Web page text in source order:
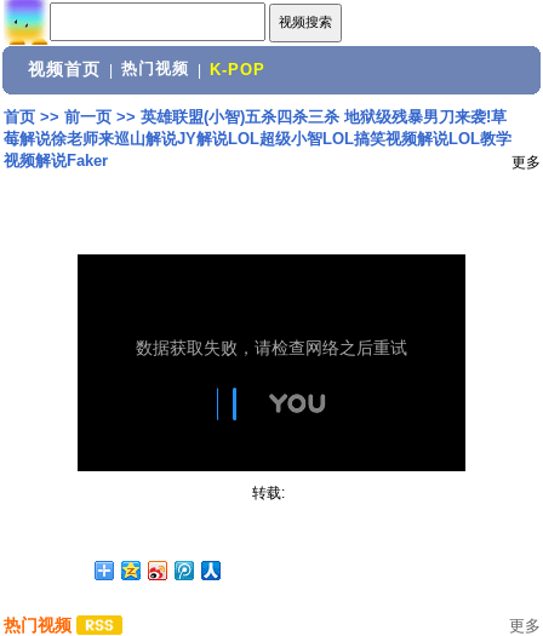
视频首页 热门视频 K-POP
首页>> 前一页>> 英雄联盟(小智)五杀四杀三杀 地狱级残暴男刀来袭!草
莓解说徐老师来巡山解说JY解说LOL超级小智LOL搞笑视频解说LOL教学
视频解说Faker
更多
转载:
热门视频 更多